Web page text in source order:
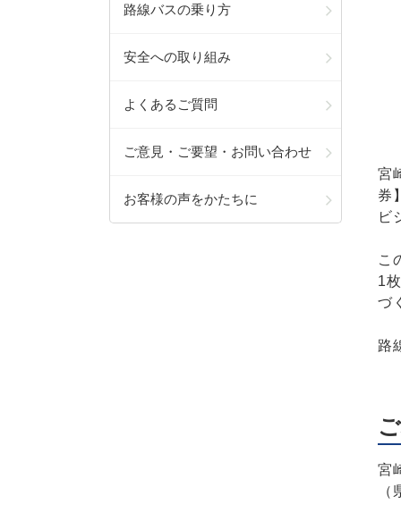
宮
券
ビ
こ
1
づ
路
宮
路線バスの乗り方
安全への取り組み
よくあるご質問
ご意見・ご要望・お問い合わせ
お客様の声をかたちに